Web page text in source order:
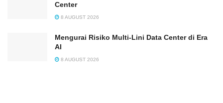
Center
8 AUGUST 2026
Mengurai Risiko Multi-Lini Data Center di Era
AI
8 AUGUST 2026